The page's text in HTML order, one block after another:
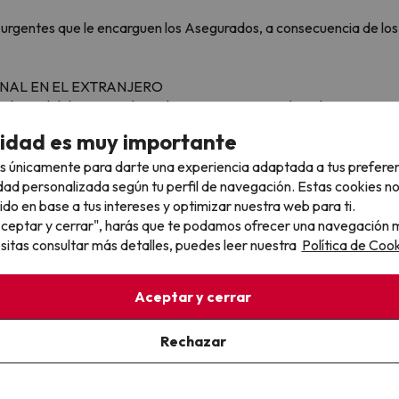
que le encarguen los Asegurados, a consecuencia de
EN EL EXTRANJERO
penal del Asegurado, en los procesos ante tribunales
por el Asegurado o aquellos en que concurra dolo o
garantía es de 3.005,06 €
jurídico con terceras personas, relacionado con un
la localidad, para concertar una entrevista con el Asegurado,
que mantengan relaciones diplomáticas con España,
no se hace responsable del resultado obtenido con
que pueda sufrir el Asegurado en el extranjero como
y pasajero de cualquier medio de transporte.
es muy importante
únicamente para darte una experiencia adaptada a tus
personalizada según tu perfil de navegación. Estas cookies
en base a tus intereses y optimizar nuestra web para ti.
y cerrar", harás que te podamos ofrecer una navegación
consultar más detalles, puedes leer nuestra Política de
Aceptar y cerrar
Rechazar